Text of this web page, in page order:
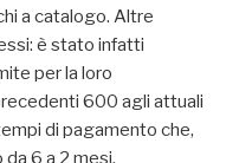
a catalogo. Altre
è stato infatti
per la loro
600 agli attuali
di pagamento che,
6 a 2 mesi.